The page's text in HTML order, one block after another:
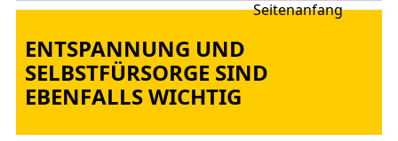
ENTSPANNUNG UND
SELBSTFÜRSORGE SIND
EBENFALLS WICHTIG